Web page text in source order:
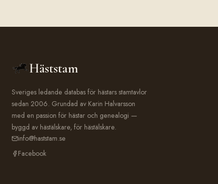
Häststam
Sveriges ledande databas för hästars stamtavlor
sedan 2006. Grundad av Karin Halvarsson
med en passion för hästar och genealogi —
byggd av hästälskare, för hästälskare.
info@haststam.se
Facebook